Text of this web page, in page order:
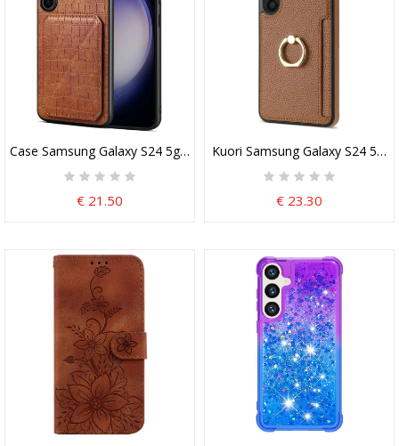
Case Samsung Galaxy S24 5g Puhelinkuoret Piilotettu Korttipidike
€ 21.50
Kuori Samsung Galaxy S24 5g
€ 23.30